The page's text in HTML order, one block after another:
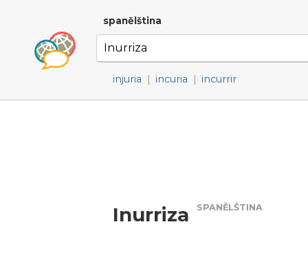
spanělština
injuria | incuria | incurrir
Inurriza SPANĚLŠTINA